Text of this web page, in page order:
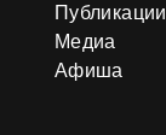
Публикации
Медиа
Афиша